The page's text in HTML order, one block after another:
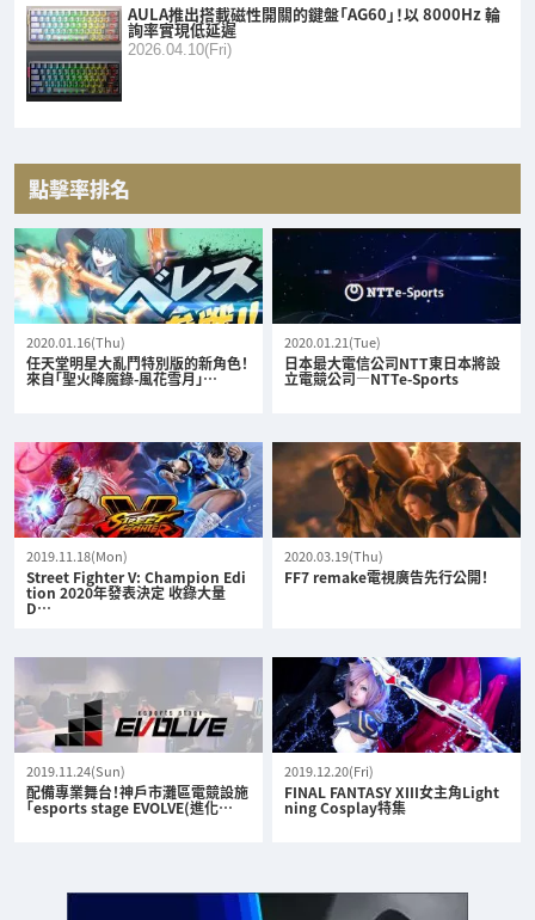
AULA推出搭載磁性開關的鍵盤「AG60」！以 8000Hz 輪
詢率實現低延遲
2026.04.10(Fri)
點擊率排名
2020.01.16(Thu)
任天堂明星大亂鬥特別版的新角色！
來自「聖火降魔錄-風花雪月」…
2020.01.21(Tue)
日本最大電信公司NTT東日本將設
立電競公司—NTTe-Sports
2019.11.18(Mon)
Street Fighter V: Champion Edi
tion 2020年發表決定 收錄大量
D…
2020.03.19(Thu)
FF7 remake電視廣告先行公開！
2019.11.24(Sun)
配備專業舞台！神戶市灘區電競設施
「esports stage EVOLVE(進化…
2019.12.20(Fri)
FINAL FANTASY XIII女主角Light
ning Cosplay特集